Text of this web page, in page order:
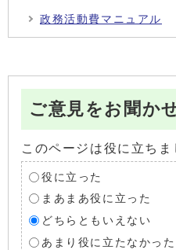
政務活動費マニュアル
ご意見をお聞か
このページは役に立ちま
役に立った
まあまあ役に立った
どちらともいえない
あまり役に立たなかった